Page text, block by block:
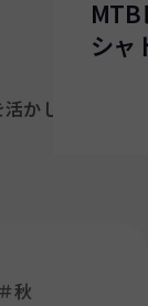
サ
ゴ
MTB
シャ
かしたお料理
秋